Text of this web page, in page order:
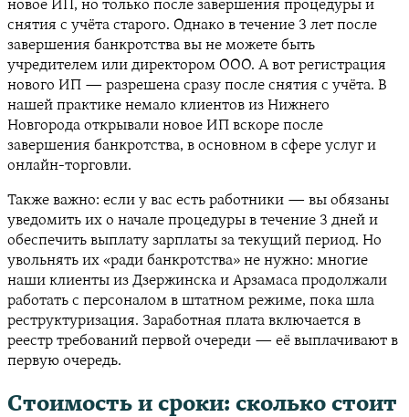
новое ИП, но только после завершения процедуры и
снятия с учёта старого. Однако в течение 3 лет после
завершения банкротства вы не можете быть
учредителем или директором ООО. А вот регистрация
нового ИП — разрешена сразу после снятия с учёта. В
нашей практике немало клиентов из Нижнего
Новгорода открывали новое ИП вскоре после
завершения банкротства, в основном в сфере услуг и
онлайн-торговли.
Также важно: если у вас есть работники — вы обязаны
уведомить их о начале процедуры в течение 3 дней и
обеспечить выплату зарплаты за текущий период. Но
увольнять их «ради банкротства» не нужно: многие
наши клиенты из Дзержинска и Арзамаса продолжали
работать с персоналом в штатном режиме, пока шла
реструктуризация. Заработная плата включается в
реестр требований первой очереди — её выплачивают в
первую очередь.
Стоимость и сроки: сколько стоит